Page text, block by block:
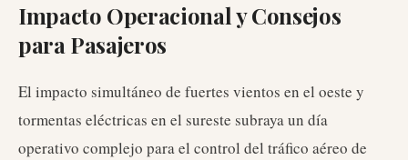
Impacto Operacional y Consejos
para Pasajeros
El impacto simultáneo de fuertes vientos en el oeste y
tormentas eléctricas en el sureste subraya un día
operativo complejo para el control del tráfico aéreo de